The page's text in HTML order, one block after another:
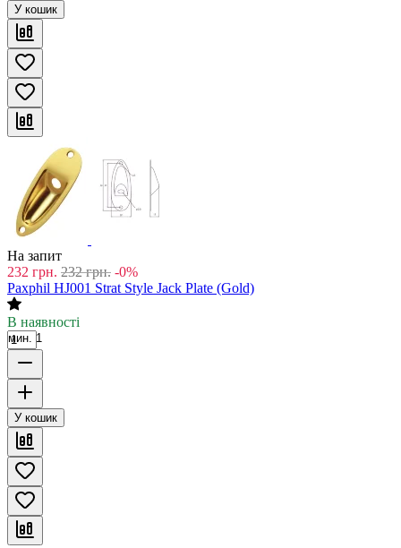
У кошик
На запит
232 грн. 232 грн. -0%
Paxphil HJ001 Strat Style Jack Plate (Gold)
В наявності
мин. 1
У кошик